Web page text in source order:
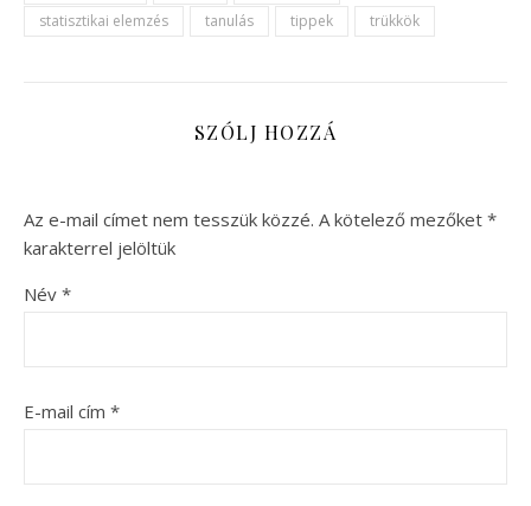
statisztikai elemzés
tanulás tippek trükkök
SZÓLJ HOZZÁ
Az e-mail címet nem tesszük közzé. A kötelező mezőket *
karakterrel jelöltük
Név *
E-mail cím *